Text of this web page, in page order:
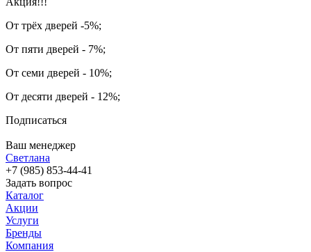
От трёх дверей -5%;
От пяти дверей - 7%;
От семи дверей - 10%;
От десяти дверей - 12%;
Подписаться
Ваш менеджер
Светлана
+7 (985) 853-44-41
Задать вопрос
Каталог
Акции
Услуги
Бренды
Компания